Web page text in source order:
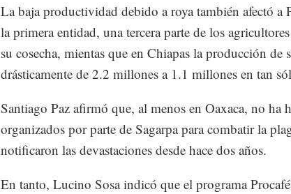
La baja productividad debido a roya también afectó a
la primera entidad, una tercera parte de los
su cosecha, mientas que en Chiapas la producción de
drásticamente de 2.2 millones a 1.1 millones en tan
Santiago Paz afirmó que, al menos en Oaxaca, no ha
organizados por parte de Sagarpa para combatir la
notificaron las devastaciones desde hace dos años.
En tanto, Lucino Sosa indicó que el programa